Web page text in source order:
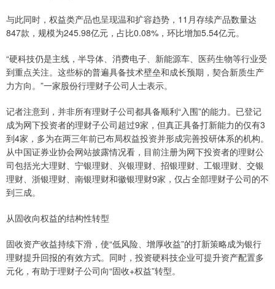
与此同时，权益类产品也呈现温和扩容趋势，11月存续产品数量达
847款，规模为245.98亿元，占比0.08%，环比增加5.54亿元。
“硬科技仍是主线，半导体、消费电子、新能源车、医药生物等行业受
到重点关注。这些标的普遍具备技术壁垒和成长预期，契合新质生产
力方向。”一家股份行理财子公司人士表示。
记者注意到，并非所有理财子公司都具备顺利“入围”的能力。已登记
成为网下投资者的理财子公司超过9家，但真正具备打新能力的仅有3
到4家，多为在两三年前已布局权益投资并形成完善投研体系的机构。
从中国证券业协会网站披露情况看，目前注册为网下投资者的理财公
司包括光大理财、宁银理财、兴银理财、招银理财、工银理财、交银
理财、浙银理财、南银理财和徽银理财9家，仅占全部理财子公司的不
到三成。
从固收向权益的结构性转型
固收资产收益持续下滑，使“低风险、增厚收益”的打新策略成为银行
理财提升回报的有效方式。同时，投资硬科技企业可提升资产配置多
元化，有助于理财子公司向“固收+权益”转型。